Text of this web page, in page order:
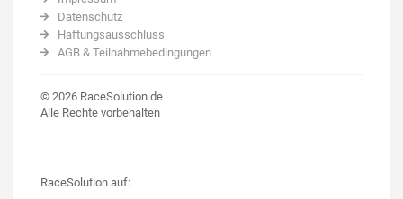
Datenschutz
Haftungsausschluss
AGB & Teilnahmebedingungen
© 2026 RaceSolution.de
Alle Rechte vorbehalten
RaceSolution auf: